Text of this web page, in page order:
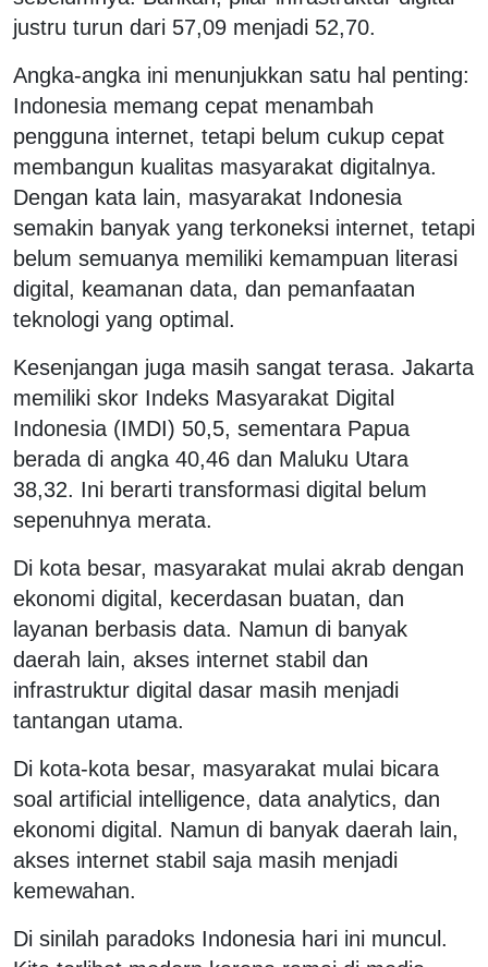
justru turun dari 57,09 menjadi 52,70.
Angka-angka ini menunjukkan satu hal penting:
Indonesia memang cepat menambah
pengguna internet, tetapi belum cukup cepat
membangun kualitas masyarakat digitalnya.
Dengan kata lain, masyarakat Indonesia
semakin banyak yang terkoneksi internet, tetapi
belum semuanya memiliki kemampuan literasi
digital, keamanan data, dan pemanfaatan
teknologi yang optimal.
Kesenjangan juga masih sangat terasa. Jakarta
memiliki skor Indeks Masyarakat Digital
Indonesia (IMDI) 50,5, sementara Papua
berada di angka 40,46 dan Maluku Utara
38,32. Ini berarti transformasi digital belum
sepenuhnya merata.
Di kota besar, masyarakat mulai akrab dengan
ekonomi digital, kecerdasan buatan, dan
layanan berbasis data. Namun di banyak
daerah lain, akses internet stabil dan
infrastruktur digital dasar masih menjadi
tantangan utama.
Di kota-kota besar, masyarakat mulai bicara
soal artificial intelligence, data analytics, dan
ekonomi digital. Namun di banyak daerah lain,
akses internet stabil saja masih menjadi
kemewahan.
Di sinilah paradoks Indonesia hari ini muncul.